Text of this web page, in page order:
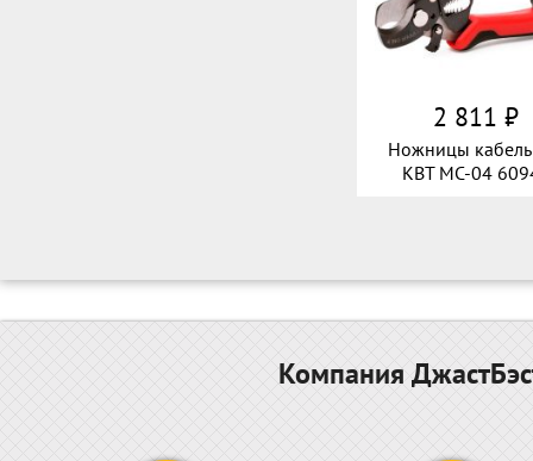
2 811 ₽
Ножницы
КВТ MC-04
Компания